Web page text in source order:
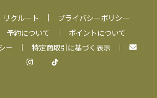
リクルート
プライバシーポリシー
予約について
ポイントについて
ー
特定商取引に基づく表示